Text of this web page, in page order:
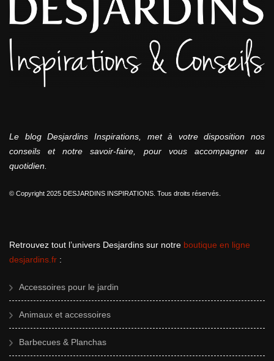
Le blog Desjardins Inspirations, met à votre disposition nos
conseils et notre savoir-faire, pour vous accompagner au
quotidien.
© Copyright 2025 DESJARDINS INSPIRATIONS. Tous droits réservés.
Retrouvez tout l’univers Desjardins sur notre boutique en ligne
desjardins.fr :
Accessoires pour le jardin
Animaux et accessoires
Barbecues & Planchas